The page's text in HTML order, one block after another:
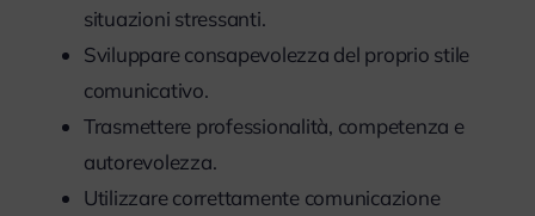
situazioni stressanti.
Sviluppare consapevolezza del proprio stile
comunicativo.
Trasmettere professionalità, competenza e
autorevolezza.
Utilizzare correttamente comunicazione